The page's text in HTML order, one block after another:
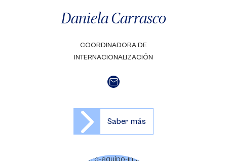
Daniela Carrasco
COORDINADORA DE
INTERNACIONALIZACIÓN
Saber más